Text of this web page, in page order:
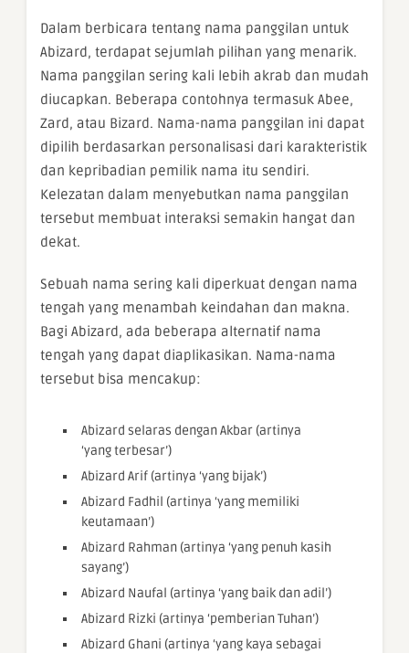
Dalam berbicara tentang nama panggilan untuk
Abizard, terdapat sejumlah pilihan yang menarik.
Nama panggilan sering kali lebih akrab dan mudah
diucapkan. Beberapa contohnya termasuk Abee,
Zard, atau Bizard. Nama-nama panggilan ini dapat
dipilih berdasarkan personalisasi dari karakteristik
dan kepribadian pemilik nama itu sendiri.
Kelezatan dalam menyebutkan nama panggilan
tersebut membuat interaksi semakin hangat dan
dekat.
Sebuah nama sering kali diperkuat dengan nama
tengah yang menambah keindahan dan makna.
Bagi Abizard, ada beberapa alternatif nama
tengah yang dapat diaplikasikan. Nama-nama
tersebut bisa mencakup:
Abizard selaras dengan Akbar (artinya
‘yang terbesar’)
Abizard Arif (artinya ‘yang bijak’)
Abizard Fadhil (artinya ‘yang memiliki
keutamaan’)
Abizard Rahman (artinya ‘yang penuh kasih
sayang’)
Abizard Naufal (artinya ‘yang baik dan adil’)
Abizard Rizki (artinya ‘pemberian Tuhan’)
Abizard Ghani (artinya ‘yang kaya sebagai